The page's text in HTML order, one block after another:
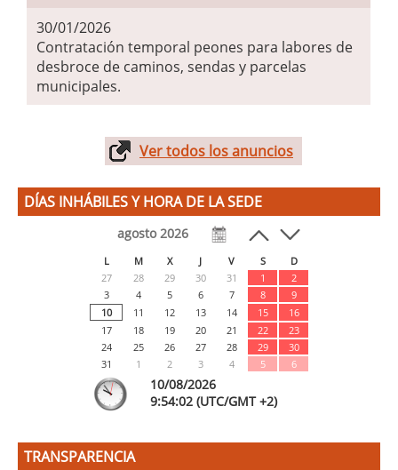
30/01/2026
Contratación temporal peones para labores de
desbroce de caminos, sendas y parcelas
municipales.
Ver todos los anuncios
DÍAS INHÁBILES Y HORA DE LA SEDE
agosto 2026
L M X J V S
D
27
28 29 30 31 1
2
3
4 5 6 7 8
9
10
11 12 13 14 15
16
17
18 19 20 21 22
23
24
25 26 27 28 29
30
31
1 2 3 4 5 6
10/08/2026
9:54:02 (UTC/GMT +2)
TRANSPARENCIA